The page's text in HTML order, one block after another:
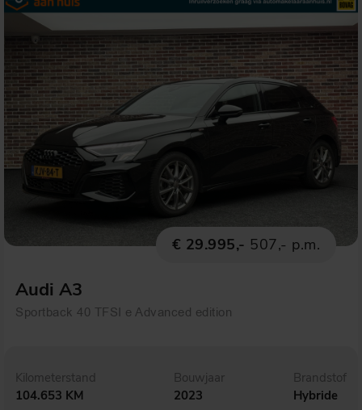
€ 29.995,- 507,- p.m.
Audi A3
Sportback 40 TFSI e Advanced edition
Kilometerstand
104.653 KM
Bouwjaar
2023
Brandstof
Hybride